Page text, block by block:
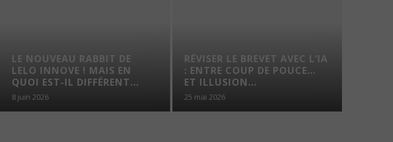
LE NOUVEAU RABBIT DE
LELO INNOVE ! MAIS EN
QUOI EST-IL DIFFÉRENT...
8 juin 2026
RÉVISER LE BREVET AVEC L’IA
: ENTRE COUP DE POUCE…
ET ILLUSION...
25 mai 2026